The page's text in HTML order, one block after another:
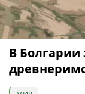
В Болгарии